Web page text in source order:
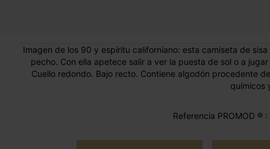
Imagen de los 90 y espíritu californiano: esta camiseta de
pecho. Con ella apetece salir a ver la puesta de sol o a
Cuello redondo. Bajo recto. Contiene algodón procedente
químicos
Referencia PROMOD